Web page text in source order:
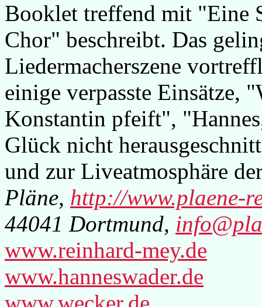
Booklet treffend mit "Eine
Chor" beschreibt. Das
Liedermacherszene
einige verpasste Einsätze,
Konstantin pfeift",
Glück nicht
und zur Liveatmosphäre
Pläne, http://www.plaene-
44041 Dortmund,
www.reinhard-mey.de
www.hanneswader.de